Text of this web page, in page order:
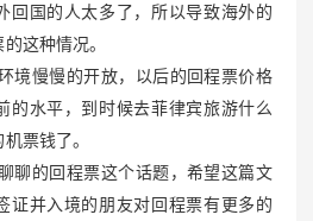
回国的人太多了，所以导致海外的
这种情况。
境慢慢的开放，以后的回程票价格
的水平，到时候去菲律宾旅游什么
票钱了。
聊的回程票这个话题，希望这篇文
证并入境的朋友对回程票有更多的